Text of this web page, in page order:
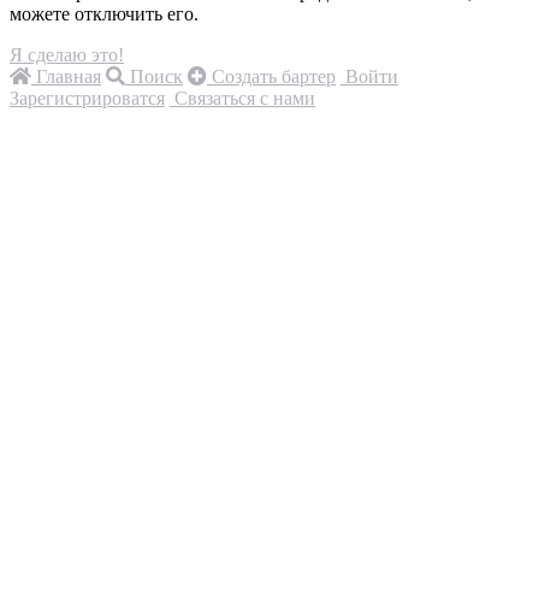
можете отключить его.
Я сделаю это!
Главная
Поиск Создать бартер Войти
Зарегистрироватся Связаться с нами